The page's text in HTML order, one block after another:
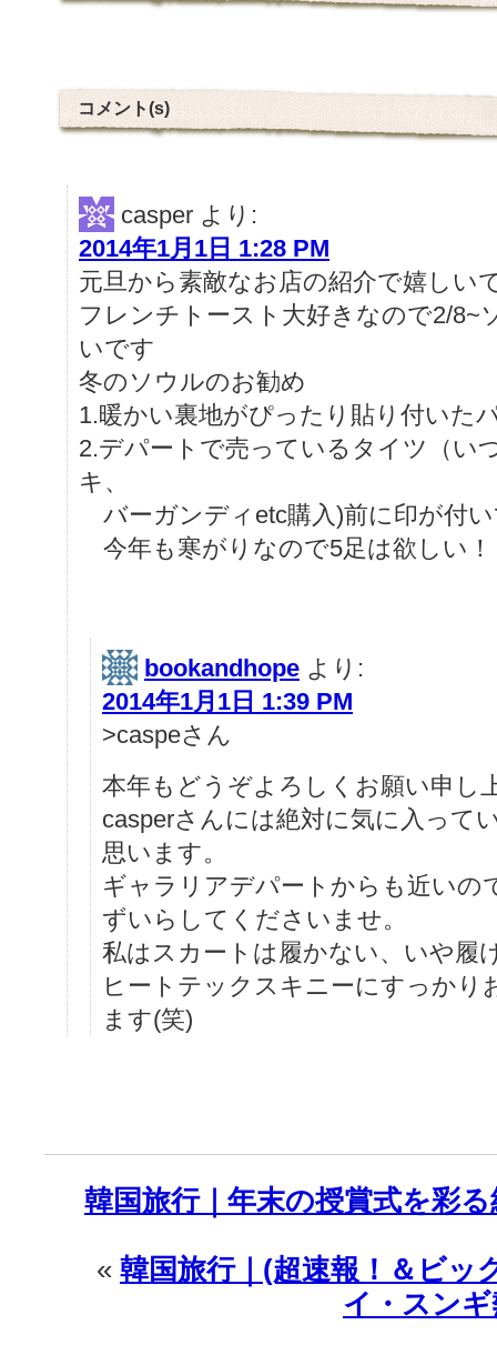
コメント(s)
casper より:
2014年1月1日 1:28 PM
元旦から素敵なお店の紹介で嬉しい
フレンチトースト大好きなので2/8~
いです
冬のソウルのお勧め
1.暖かい裏地がぴったり貼り付いた
2.デパートで売っているタイツ（い
キ、
バーガンディetc購入)前に印が付
今年も寒がりなので5足は欲しい！
bookandhope より:
2014年1月1日 1:39 PM
>caspeさん
本年もどうぞよろしくお願い申し
casperさんには絶対に気に入って
思います。
ギャラリアデパートからも近いの
ずいらしてくださいませ。
私はスカートは履かない、いや履
ヒートテックスキニーにすっかり
ます(笑)
韓国旅行｜年末の授賞式を彩
« 韓国旅行｜(超速報！＆ビッ
イ・スン